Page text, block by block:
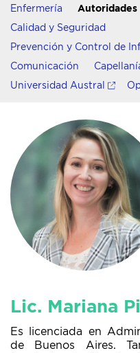
Enfermería
Autoridades
Calidad y Seguridad
Prevención y Control de
Comunicación
Universidad Austral
Lic. Mariana
Es licenciada en
de Buenos Aires.